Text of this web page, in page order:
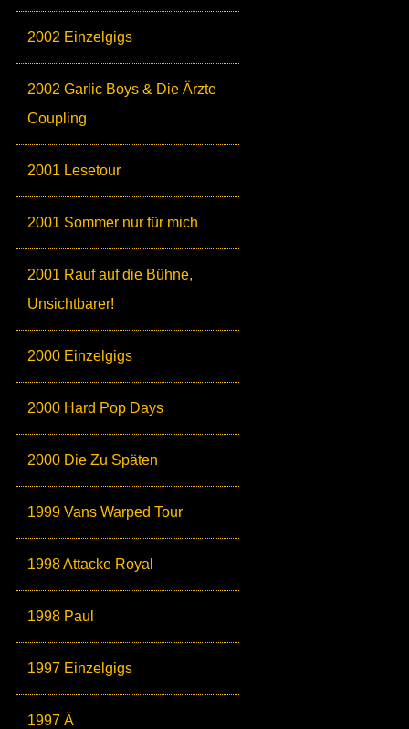
2002 Einzelgigs
2002 Garlic Boys & Die Ärzte
Coupling
2001 Lesetour
2001 Sommer nur für mich
2001 Rauf auf die Bühne,
Unsichtbarer!
2000 Einzelgigs
2000 Hard Pop Days
2000 Die Zu Späten
1999 Vans Warped Tour
1998 Attacke Royal
1998 Paul
1997 Einzelgigs
1997 Ä